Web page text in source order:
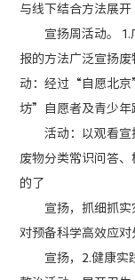
与线下结合方法展
宣扬周活动。 1.
报的方法广泛宣扬
动：经过“自愿北
坊”自愿者及青少年
活动：以观看宣
废物分类常识问答
的了
宣扬，抓细抓实
对预备科学高效应对
宣扬，2.健康实践